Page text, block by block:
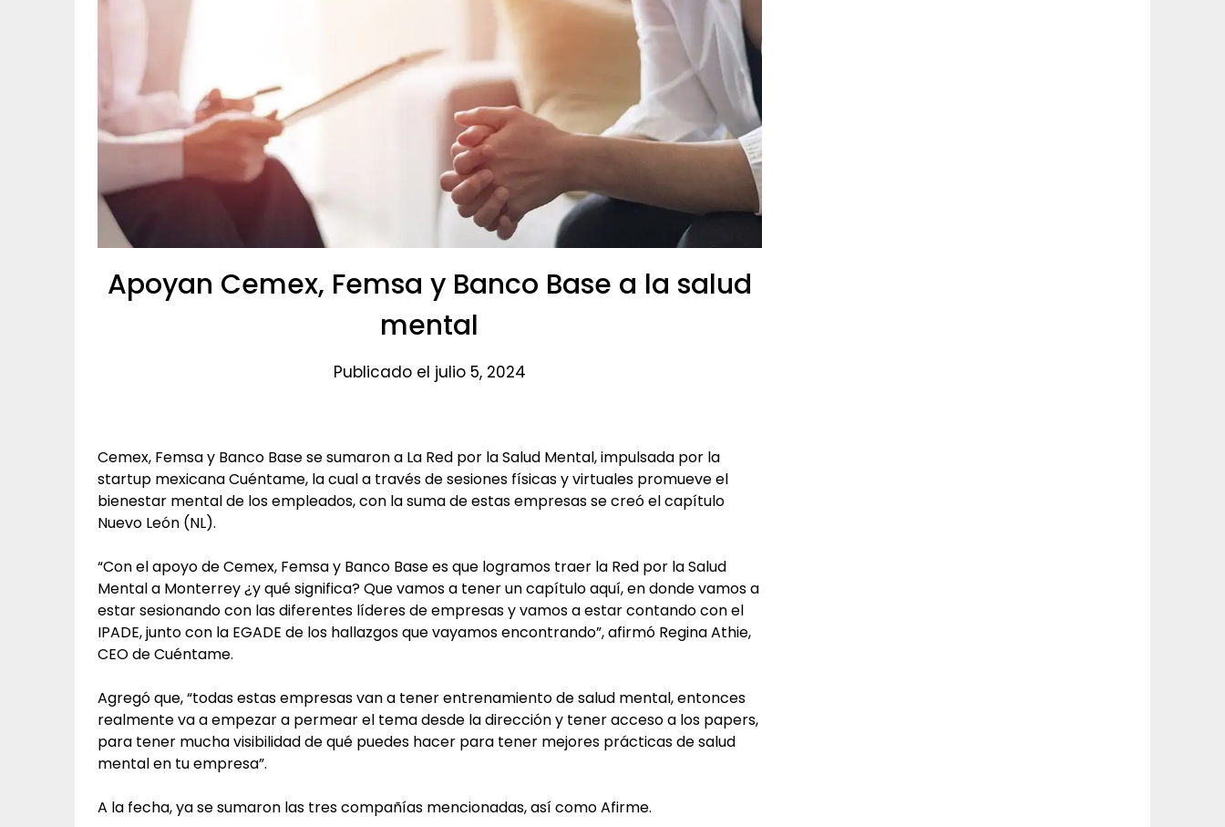
Apoyan Cemex, Femsa y Banco Base a la salud
mental​
Publicado el julio 5, 2024
Cemex, Femsa y Banco Base se sumaron a La Red por la Salud Mental, impulsada por la
startup mexicana Cuéntame, la cual a través de sesiones físicas y virtuales promueve el
bienestar mental de los empleados, con la suma de estas empresas se creó el capítulo
Nuevo León (NL).
“Con el apoyo de Cemex, Femsa y Banco Base es que logramos traer la Red por la Salud
Mental a Monterrey ¿y qué significa? Que vamos a tener un capítulo aquí, en donde vamos a
estar sesionando con las diferentes líderes de empresas y vamos a estar contando con el
IPADE, junto con la EGADE de los hallazgos que vayamos encontrando”, afirmó Regina Athie,
CEO de Cuéntame.
Agregó que, “todas estas empresas van a tener entrenamiento de salud mental, entonces
realmente va a empezar a permear el tema desde la dirección y tener acceso a los papers,
para tener mucha visibilidad de qué puedes hacer para tener mejores prácticas de salud
mental en tu empresa”.
A la fecha, ya se sumaron las tres compañías mencionadas, así como Afirme.